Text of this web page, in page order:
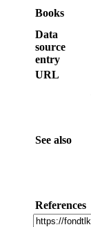
Books
Data
source
entry
URL
See also
References